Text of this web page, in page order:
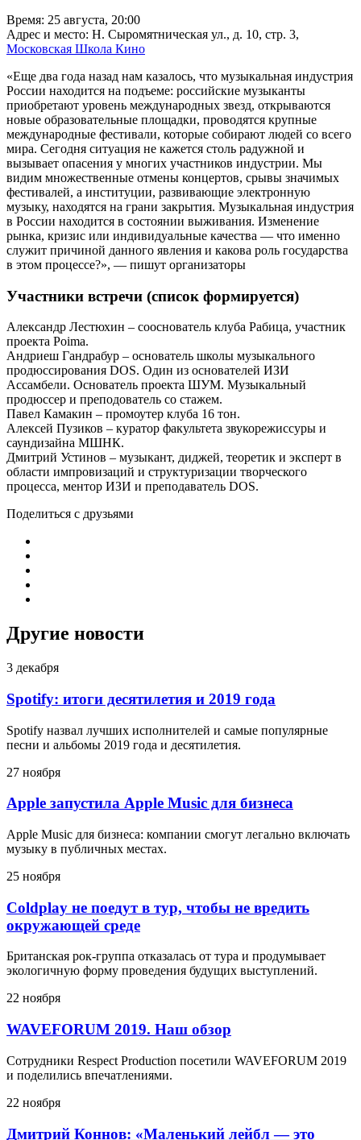
Время: 25 августа, 20:00
Адрес и место: Н. Сыромятническая ул., д. 10, стр. 3,
Московская Школа Кино
«Еще два года назад нам казалось, что музыкальная индустрия
России находится на подъеме: российские музыканты
приобретают уровень международных звезд, открываются
новые образовательные площадки, проводятся крупные
международные фестивали, которые собирают людей со всего
мира. Сегодня ситуация не кажется столь радужной и
вызывает опасения у многих участников индустрии. Мы
видим множественные отмены концертов, срывы значимых
фестивалей, а институции, развивающие электронную
музыку, находятся на грани закрытия. Музыкальная индустрия
в России находится в состоянии выживания. Изменение
рынка, кризис или индивидуальные качества — что именно
служит причиной данного явления и какова роль государства
в этом процессе?», — пишут организаторы
Участники встречи (список формируется)
Александр Лестюхин – сооснователь клуба Рабица, участник
проекта Poima.
Андриеш Гандрабур – основатель школы музыкального
продюссирования DOS. Один из основателей ИЗИ
Ассамбели. Основатель проекта ШУМ. Музыкальный
продюссер и преподователь со стажем.
Павел Камакин – промоутер клуба 16 тон.
Алексей Пузиков – куратор факультета звукорежиссуры и
саундизайна МШНК.
Дмитрий Устинов – музыкант, диджей, теоретик и эксперт в
области импровизаций и структуризации творческого
процесса, ментор ИЗИ и преподаватель DOS.
Поделиться с друзьями
Другие новости
3 декабря
Spotify: итоги десятилетия и 2019 года
Spotify назвал лучших исполнителей и самые популярные
песни и альбомы 2019 года и десятилетия.
27 ноября
Apple запустила Apple Music для бизнеса
Apple Music для бизнеса: компании смогут легально включать
музыку в публичных местах.
25 ноября
Coldplay не поедут в тур, чтобы не вредить
окружающей среде
Британская рок-группа отказалась от тура и продумывает
экологичную форму проведения будущих выступлений.
22 ноября
WAVEFORUM 2019. Наш обзор
Сотрудники Respect Production посетили WAVEFORUM 2019
и поделились впечатлениями.
22 ноября
Дмитрий Коннов: «Маленький лейбл — это